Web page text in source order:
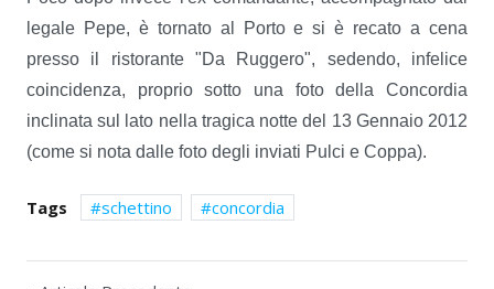
legale Pepe, è tornato al Porto e si è recato a cena
presso il ristorante "Da Ruggero", sedendo, infelice
coincidenza, proprio sotto una foto della Concordia
inclinata sul lato nella tragica notte del 13 Gennaio 2012
(come si nota dalle foto degli inviati Pulci e Coppa).
Tags schettino concordia